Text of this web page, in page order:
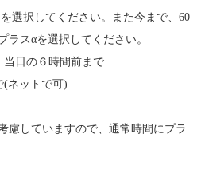
選択してください。また今まで、60
スαを選択してください。
日の６時間前まで
(ネットで可)
慮していますので、通常時間にプラ